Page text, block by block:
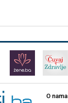
O nama